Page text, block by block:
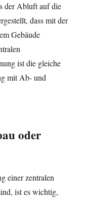
der Abluft auf die
dass mit der
Gebäude
ist die gleiche
mit Ab- und
oder
einer zentralen
ist es wichtig,